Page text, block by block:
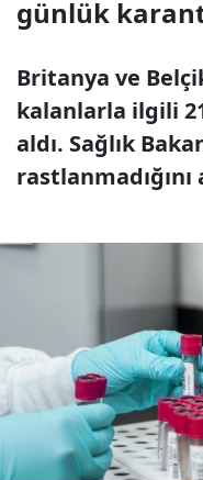
günlük
Britanya ve
kalanlarla ilgili
aldı. Sağlık
rastlanmadığını